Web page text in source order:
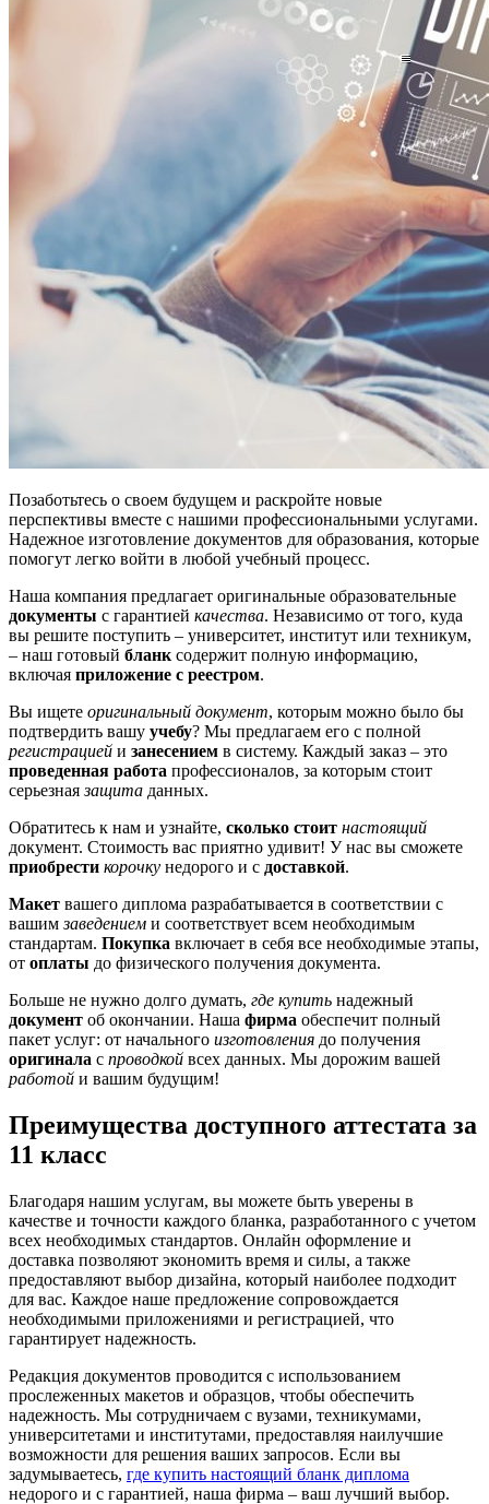
Позаботьтесь о своем будущем и раскройте новые
перспективы вместе с нашими профессиональными услугами.
Надежное изготовление документов для образования, которые
помогут легко войти в любой учебный процесс.
Наша компания предлагает оригинальные образовательные
документы с гарантией качества. Независимо от того, куда
вы решите поступить – университет, институт или техникум,
– наш готовый бланк содержит полную информацию,
включая приложение с реестром.
Вы ищете оригинальный документ, которым можно было бы
подтвердить вашу учебу? Мы предлагаем его с полной
регистрацией и занесением в систему. Каждый заказ – это
проведенная работа профессионалов, за которым стоит
серьезнаязащита данных.
Обратитесь к нам и узнайте, сколько стоит настоящий
документ. Стоимость вас приятно удивит! У нас вы сможете
приобрести корочку недорого и с доставкой.
Макет вашего диплома разрабатывается в соответствии с
вашимзаведением и соответствует всем необходимым
стандартам. Покупка включает в себя все необходимые этапы,
от оплаты до физического получения документа.
Больше не нужно долго думать, где купить надежный
документ об окончании. Наша фирма обеспечит полный
пакет услуг: от начального изготовления до получения
оригинала с проводкой всех данных. Мы дорожим вашей
работой и вашим будущим!
Преимущества доступного аттестата за
11 класс
Благодаря нашим услугам, вы можете быть уверены в
качестве и точности каждого бланка, разработанного с учетом
всех необходимых стандартов. Онлайн оформление и
доставка позволяют экономить время и силы, а также
предоставляют выбор дизайна, который наиболее подходит
для вас. Каждое наше предложение сопровождается
необходимыми приложениями и регистрацией, что
гарантирует надежность.
Редакция документов проводится с использованием
прослеженных макетов и образцов, чтобы обеспечить
надежность. Мы сотрудничаем с вузами, техникумами,
университетами и институтами, предоставляя наилучшие
возможности для решения ваших запросов. Если вы
задумываетесь, где купить настоящий бланк диплома
недорого и с гарантией, наша фирма – ваш лучший выбор.